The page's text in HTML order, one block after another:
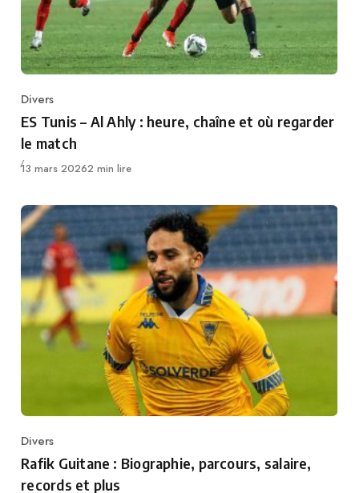
Category
Divers
ES Tunis – Al Ahly : heure, chaîne et où regarder
le match
Publié
13 mars 20262 min lire
Category
Divers
Rafik Guitane : Biographie, parcours, salaire,
records et plus